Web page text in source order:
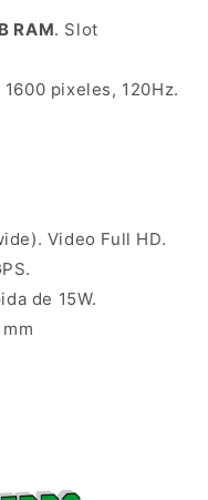
RAM. Slot
pixeles, 120Hz.
Video Full HD.
de 15W.